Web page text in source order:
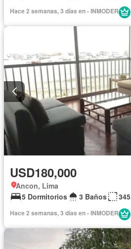
Hace 2 semanas, 3 días en - INMODER
USD180,000
Ancon, Lima
5 Dormitorios
3 Baños
Hace 2 semanas, 3 días en - INMODER